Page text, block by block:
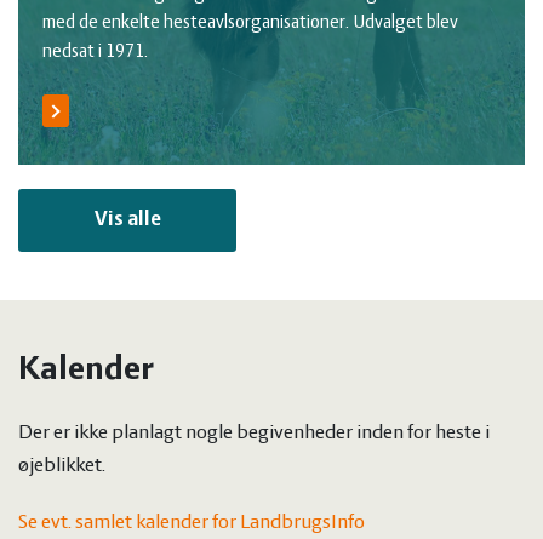
med de enkelte hesteavlsorganisationer. Udvalget blev
nedsat i 1971.
Vis alle
Kalender
Der er ikke planlagt nogle begivenheder inden for heste i
øjeblikket.
Se evt. samlet kalender for LandbrugsInfo